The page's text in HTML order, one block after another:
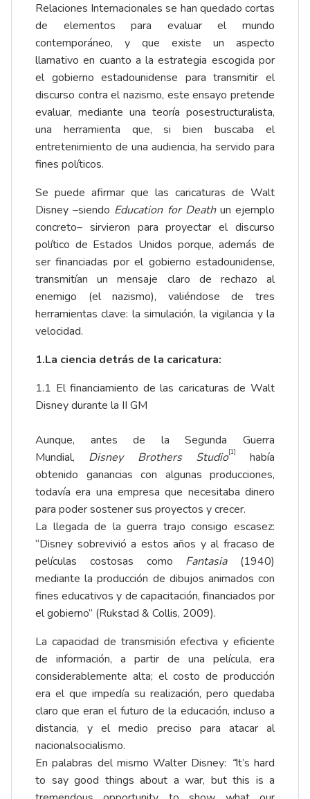
Relaciones Internacionales se han quedado cortas
de elementos para evaluar el mundo
contemporáneo, y que existe un aspecto
llamativo en cuanto a la estrategia escogida por
el gobierno estadounidense para transmitir el
discurso contra el nazismo, este ensayo pretende
evaluar, mediante una teoría posestructuralista,
una herramienta que, si bien buscaba el
entretenimiento de una audiencia, ha servido para
fines políticos.
Se puede afirmar que las caricaturas de Walt
Disney –siendo Education for Death un ejemplo
concreto– sirvieron para proyectar el discurso
político de Estados Unidos porque, además de
ser financiadas por el gobierno estadounidense,
transmitían un mensaje claro de rechazo al
enemigo (el nazismo), valiéndose de tres
herramientas clave: la simulación, la vigilancia y la
velocidad.
1.La ciencia detrás de la caricatura:
1.1 El financiamiento de las caricaturas de Walt
Disney durante la II GM
Aunque, antes de la Segunda Guerra
Mundial, Disney Brothers Studio[1]
había
obtenido ganancias con algunas producciones,
todavía era una empresa que necesitaba dinero
para poder sostener sus proyectos y crecer.
La llegada de la guerra trajo consigo escasez:
“Disney sobrevivió a estos años y al fracaso de
películas costosas como Fantasia(1940)
mediante la producción de dibujos animados con
fines educativos y de capacitación, financiados por
el gobierno” (Rukstad & Collis, 2009).
La capacidad de transmisión efectiva y eficiente
de información, a partir de una película, era
considerablemente alta; el costo de producción
era el que impedía su realización, pero quedaba
claro que eran el futuro de la educación, incluso a
distancia, y el medio preciso para atacar al
nacionalsocialismo.
En palabras del mismo Walter Disney: “It’s hard
to say good things about a war, but this is a